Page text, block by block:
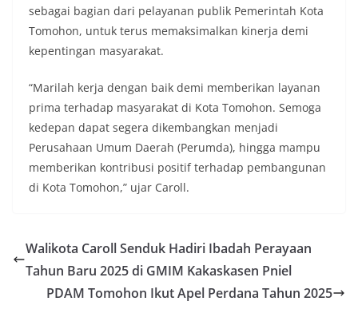
sebagai bagian dari pelayanan publik Pemerintah Kota
Tomohon, untuk terus memaksimalkan kinerja demi
kepentingan masyarakat.
“Marilah kerja dengan baik demi memberikan layanan
prima terhadap masyarakat di Kota Tomohon. Semoga
kedepan dapat segera dikembangkan menjadi
Perusahaan Umum Daerah (Perumda), hingga mampu
memberikan kontribusi positif terhadap pembangunan
di Kota Tomohon,” ujar Caroll.
Walikota Caroll Senduk Hadiri Ibadah Perayaan
Tahun Baru 2025 di GMIM Kakaskasen Pniel
PDAM Tomohon Ikut Apel Perdana Tahun 2025